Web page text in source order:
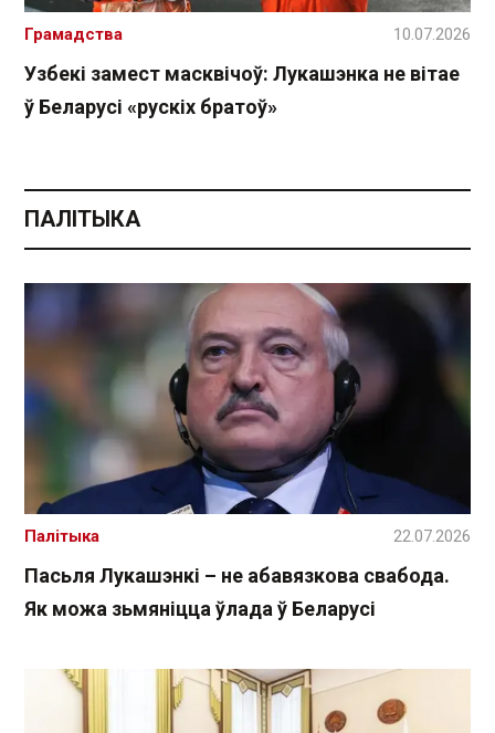
Узбекі замест масквічоў: Лукашэнка не вітае
ў Беларусі «рускіх братоў»
Грамадства 10.07.2026
ПАЛІТЫКА
Пасьля Лукашэнкі – не абавязкова свабода.
Як можа зьмяніцца ўлада ў Беларусі
Палітыка 22.07.2026